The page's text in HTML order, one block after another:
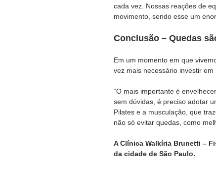
cada vez. Nossas reações de
movimento, sendo esse um
Conclusão – Quedas
Em um momento em que
vez mais necessário investir
“O mais importante é
sem dúvidas, é preciso adotar
Pilates e a musculação, que
não só evitar quedas, como
A Clínica Walkíria Brunetti –
da cidade de São Paulo.